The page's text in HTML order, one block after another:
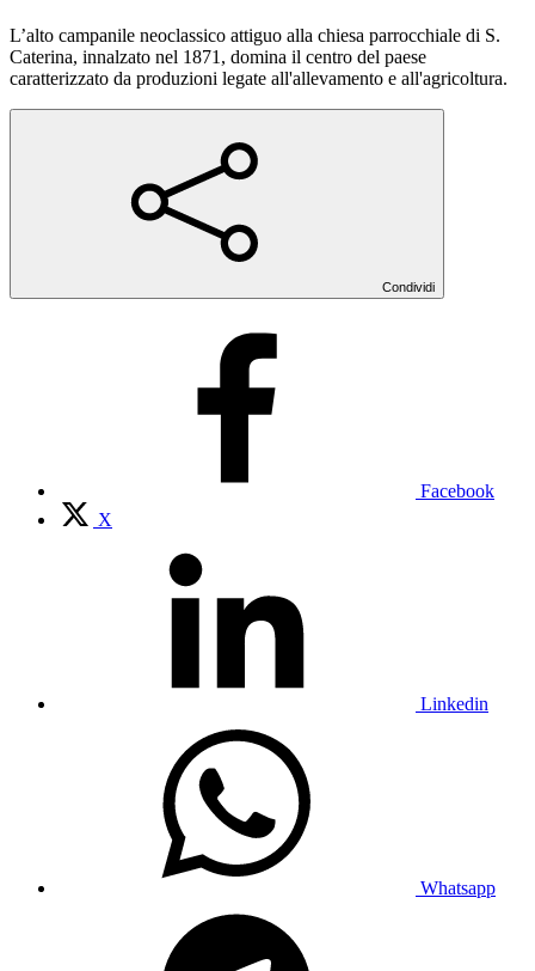
L’alto campanile neoclassico attiguo alla chiesa parrocchiale di S.
Caterina, innalzato nel 1871, domina il centro del paese
caratterizzato da produzioni legate all'allevamento e all'agricoltura.
Condividi
Facebook
X
Linkedin
Whatsapp